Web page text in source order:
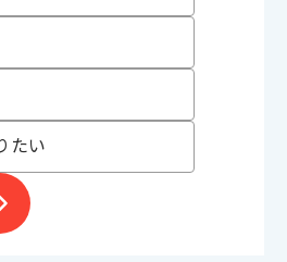
たい